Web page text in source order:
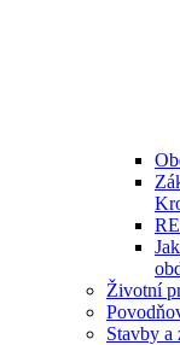
Životní
Stavby a